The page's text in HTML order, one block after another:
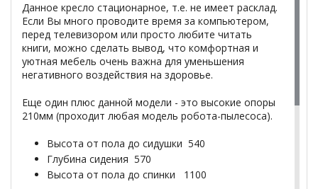
Данное кресло стационарное, т.е. не имеет расклад.
Если Вы много проводите время за компьютером,
перед телевизором или просто любите читать
книги, можно сделать вывод, что комфортная и
уютная мебель очень важна для уменьшения
негативного воздействия на здоровье.
Еще один плюс данной модели - это высокие опоры
210мм (проходит любая модель робота-пылесоса).
Высота от пола до сидушки 540
Глубина сидения 570
Высота от пола до спинки 1100